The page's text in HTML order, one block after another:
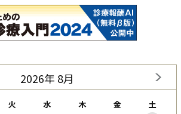
2026年 8月
火 水 木 金 土